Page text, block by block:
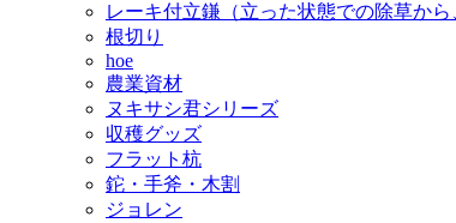
レーキ付立鎌（立った状態での除草か
根切り
hoe
農業資材
ヌキサシ君シリーズ
収穫グッズ
フラット杭
鉈・手斧・木割
ジョレン